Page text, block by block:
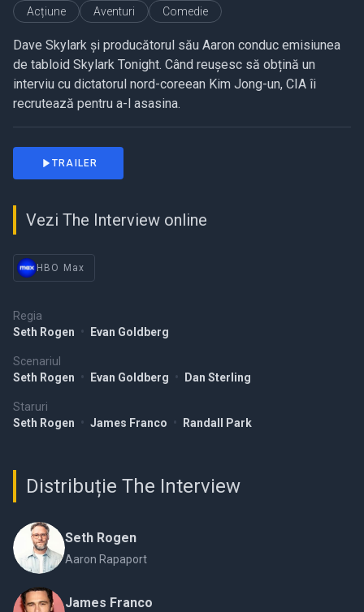
Acțiune Aventuri Comedie
Dave Skylark și producătorul său Aaron conduc emisiunea
de tabloid Skylark Tonight. Când reușesc să obțină un
interviu cu dictatorul nord-coreean Kim Jong-un, CIA îi
recrutează pentru a-l asasina.
Regia
Seth Rogen • Evan Goldberg
Scenariul
Seth Rogen • Evan Goldberg • Dan Sterling
Staruri
Seth Rogen • James Franco • Randall Park
TRAILER
Vezi The Interview online
HBO Max
Distribuție The Interview
Seth Rogen
Aaron Rapaport
James Franco